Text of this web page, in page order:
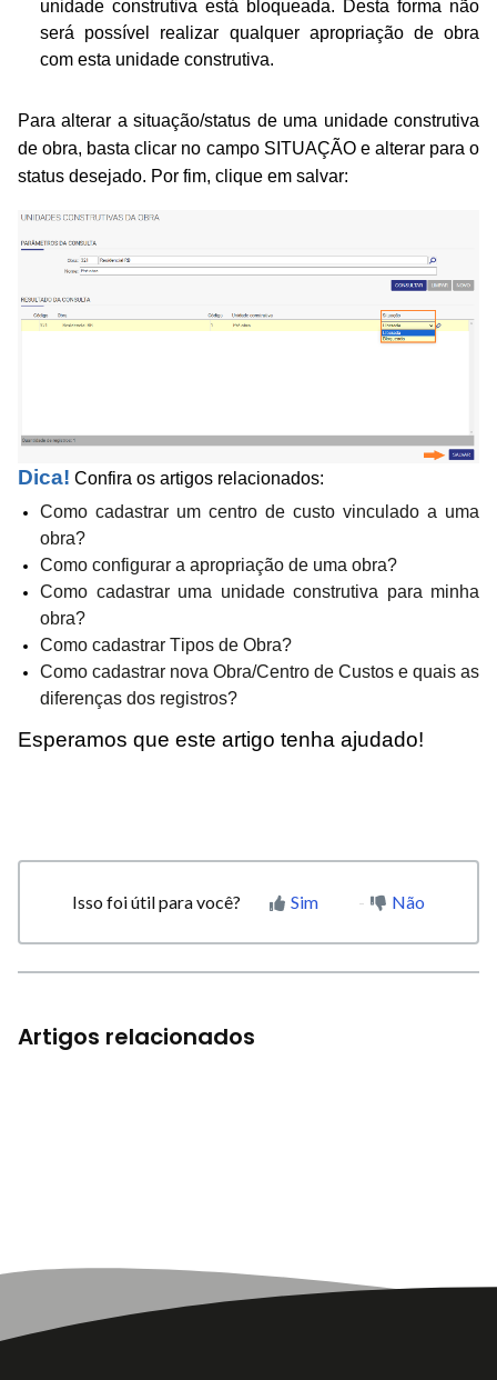
unidade construtiva está bloqueada. Desta forma não
será possível realizar qualquer apropriação de obra
com esta unidade construtiva.
Para alterar a situação/status de uma unidade construtiva
de obra, basta clicar no campo SITUAÇÃO e alterar para o
status desejado. Por fim, clique em salvar:
Dica! Confira os artigos relacionados:
Como cadastrar um centro de custo vinculado a uma
obra?
Como configurar a apropriação de uma obra?
Como cadastrar uma unidade construtiva para minha
obra?
Como cadastrar Tipos de Obra?
Como cadastrar nova Obra/Centro de Custos e quais as
diferenças dos registros?
Esperamos que este artigo tenha ajudado!
Isso foi útil para você? Sim Não
Artigos relacionados